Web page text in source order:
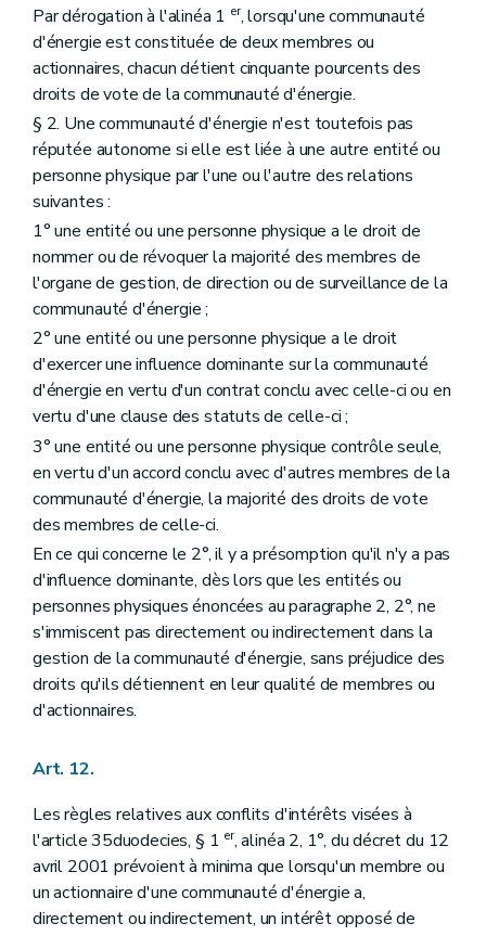
Par dérogation à l'alinéa 1 er, lorsqu'une communauté
d'énergie est constituée de deux membres ou
actionnaires, chacun détient cinquante pourcents des
droits de vote de la communauté d'énergie.
§ 2. Une communauté d'énergie n'est toutefois pas
réputée autonome si elle est liée à une autre entité ou
personne physique par l'une ou l'autre des relations
suivantes :
1° une entité ou une personne physique a le droit de
nommer ou de révoquer la majorité des membres de
l'organe de gestion, de direction ou de surveillance de la
communauté d'énergie ;
2° une entité ou une personne physique a le droit
d'exercer une influence dominante sur la communauté
d'énergie en vertu d'un contrat conclu avec celle-ci ou en
vertu d'une clause des statuts de celle-ci ;
3° une entité ou une personne physique contrôle seule,
en vertu d'un accord conclu avec d'autres membres de la
communauté d'énergie, la majorité des droits de vote
des membres de celle-ci.
En ce qui concerne le 2°, il y a présomption qu'il n'y a pas
d'influence dominante, dès lors que les entités ou
personnes physiques énoncées au paragraphe 2, 2°, ne
s'immiscent pas directement ou indirectement dans la
gestion de la communauté d'énergie, sans préjudice des
droits qu'ils détiennent en leur qualité de membres ou
d'actionnaires.
Art. 12.
Les règles relatives aux conflits d'intérêts visées à
l'article 35duodecies, § 1 er, alinéa 2, 1°, du décret du 12
avril 2001 prévoient à minima que lorsqu'un membre ou
un actionnaire d'une communauté d'énergie a,
directement ou indirectement, un intérêt opposé de